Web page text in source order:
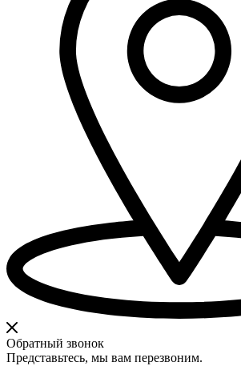
Обратный звонок
Представьтесь, мы вам перезвоним.